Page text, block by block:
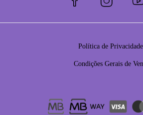
Política de Privacidade
Condições Gerais de